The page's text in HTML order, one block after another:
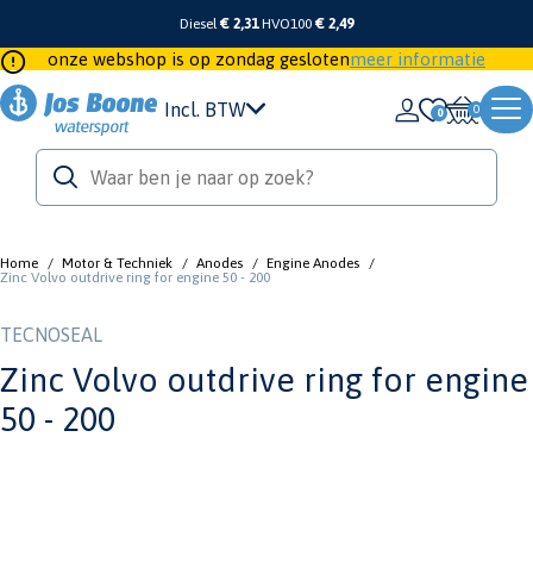
Diesel€ 2,31 HVO100 € 2,49
onze webshop is op zondag geslotenmeer informatie
Incl. BTW 0
Home / Motor & Techniek / Anodes / Engine Anodes /
Zinc Volvo outdrive ring for engine 50 - 200
TECNOSEAL
Zinc Volvo outdrive ring for engine
50 - 200